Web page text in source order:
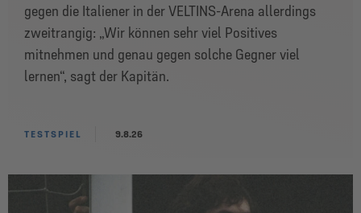
gegen die Italiener in der VELTINS-Arena allerdings
zweitrangig: „Wir können sehr viel Positives
mitnehmen und genau gegen solche Gegner viel
lernen“, sagt der Kapitän.
TESTSPIEL 9.8.26